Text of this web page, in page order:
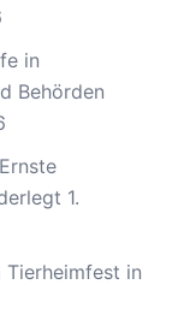
in
Behörden
1.
Tierheimfest in